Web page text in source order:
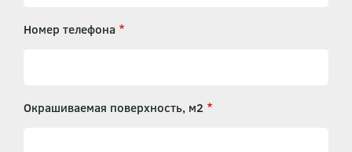
Номер телефона
Окрашиваемая поверхность, м2